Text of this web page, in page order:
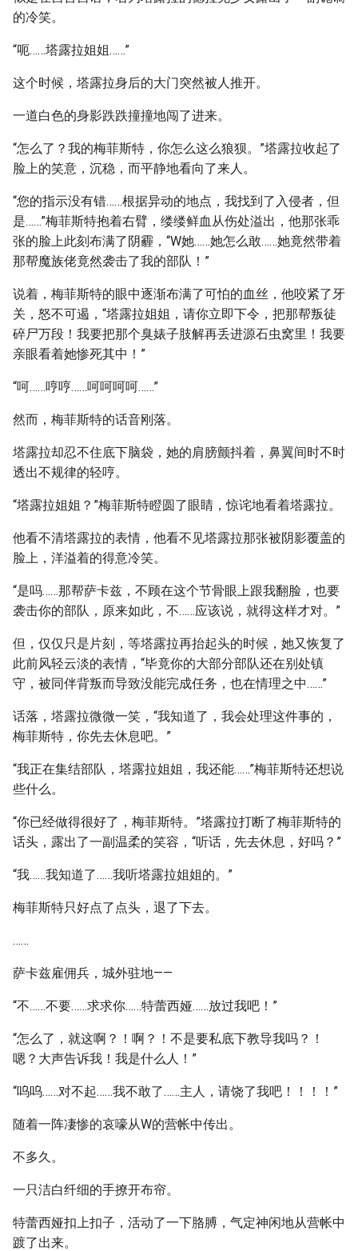
的冷笑。
“呃……塔露拉姐姐……”
这个时候，塔露拉身后的大门突然被人推开。
一道白色的身影跌跌撞撞地闯了进来。
“怎么了？我的梅菲斯特，你怎么这么狼狈。”塔露拉收起了
脸上的笑意，沉稳，而平静地看向了来人。
“您的指示没有错……根据异动的地点，我找到了入侵者，但
是……”梅菲斯特抱着右臂，缕缕鲜血从伤处溢出，他那张乖
张的脸上此刻布满了阴霾，“W她……她怎么敢……她竟然带着
那帮魔族佬竟然袭击了我的部队！”
说着，梅菲斯特的眼中逐渐布满了可怕的血丝，他咬紧了牙
关，怒不可遏，“塔露拉姐姐，请你立即下令，把那帮叛徒
碎尸万段！我要把那个臭婊子肢解再丢进源石虫窝里！我要
亲眼看着她惨死其中！”
“呵……哼哼……呵呵呵呵……”
然而，梅菲斯特的话音刚落。
塔露拉却忍不住底下脑袋，她的肩膀颤抖着，鼻翼间时不时
透出不规律的轻哼。
“塔露拉姐姐？”梅菲斯特瞪圆了眼睛，惊诧地看着塔露拉。
他看不清塔露拉的表情，他看不见塔露拉那张被阴影覆盖的
脸上，洋溢着的得意冷笑。
“是吗……那帮萨卡兹，不顾在这个节骨眼上跟我翻脸，也要
袭击你的部队，原来如此，不……应该说，就得这样才对。”
但，仅仅只是片刻，等塔露拉再抬起头的时候，她又恢复了
此前风轻云淡的表情，“毕竟你的大部分部队还在别处镇
守，被同伴背叛而导致没能完成任务，也在情理之中……”
话落，塔露拉微微一笑，“我知道了，我会处理这件事的，
梅菲斯特，你先去休息吧。”
“我正在集结部队，塔露拉姐姐，我还能……”梅菲斯特还想说
些什么。
“你已经做得很好了，梅菲斯特。”塔露拉打断了梅菲斯特的
话头，露出了一副温柔的笑容，“听话，先去休息，好吗？”
“我……我知道了……我听塔露拉姐姐的。”
梅菲斯特只好点了点头，退了下去。
……
萨卡兹雇佣兵，城外驻地——
“不……不要……求求你……特蕾西娅……放过我吧！”
“怎么了，就这啊？！啊？！不是要私底下教导我吗？！
嗯？大声告诉我！我是什么人！”
“呜呜……对不起……我不敢了……主人，请饶了我吧！！！！”
随着一阵凄惨的哀嚎从W的营帐中传出。
不多久。
一只洁白纤细的手撩开布帘。
特蕾西娅扣上扣子，活动了一下胳膊，气定神闲地从营帐中
踱了出来。